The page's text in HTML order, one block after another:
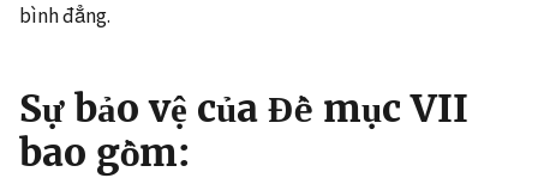
bình đẳng.
Sự bảo vệ của Đề mục VII
bao gồm: